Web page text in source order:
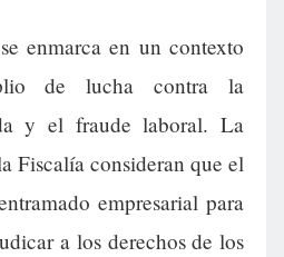
enmarca en un contexto
de lucha contra la
y el fraude laboral. La
Fiscalía consideran que el
empresarial para
a los derechos de los